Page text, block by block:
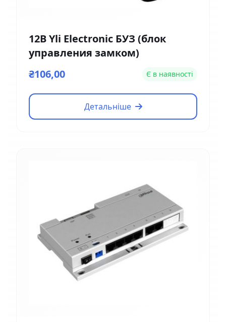
12В Yli Electronic БУЗ (блок
управления замком)
₴106,00
Є в наявності
Детальніше